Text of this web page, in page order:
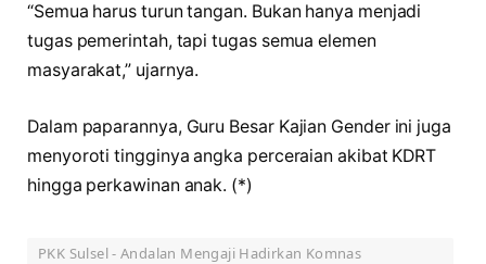
“Semua harus turun tangan. Bukan hanya menjadi
tugas pemerintah, tapi tugas semua elemen
masyarakat,” ujarnya.
Dalam paparannya, Guru Besar Kajian Gender ini juga
menyoroti tingginya angka perceraian akibat KDRT
hingga perkawinan anak. (*)
PKK Sulsel - Andalan Mengaji Hadirkan Komnas